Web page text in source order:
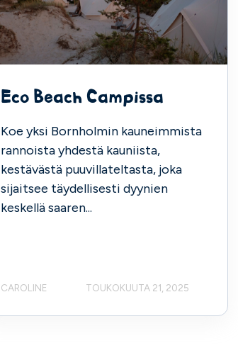
Eco Beach Campissa
Koe yksi Bornholmin kauneimmista
rannoista yhdestä kauniista,
kestävästä puuvillateltasta, joka
sijaitsee täydellisesti dyynien
keskellä saaren...
CAROLINE TOUKOKUUTA 21, 2025